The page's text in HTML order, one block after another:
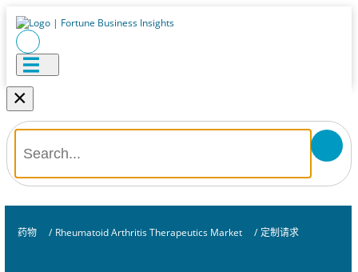
×
药物 / Rheumatoid Arthritis Therapeutics Market / 定制请求